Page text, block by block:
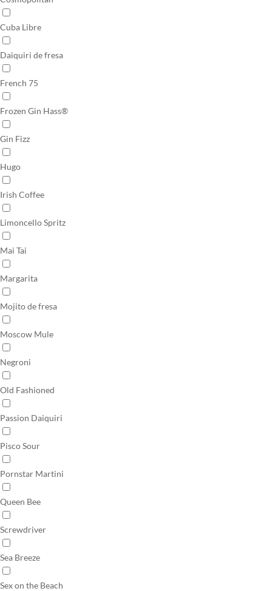
Cuba Libre
Daiquiri de fresa
French 75
Frozen Gin Hass®
Gin Fizz
Hugo
Irish Coffee
Limoncello Spritz
Mai Tai
Margarita
Mojito de fresa
Moscow Mule
Negroni
Old Fashioned
Passion Daiquiri
Pisco Sour
Pornstar Martini
Queen Bee
Screwdriver
Sea Breeze
Sex on the Beach